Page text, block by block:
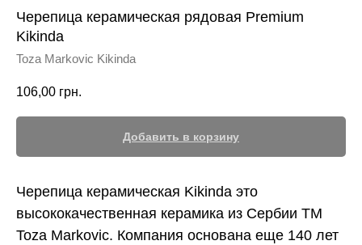
Черепица керамическая рядовая Premium
Kikinda
Toza Markovic Kikinda
106,00 грн.
Добавить в корзину
Черепица керамическая Kikinda это
высококачественная керамика из Сербии ТМ
Toza Markovic. Компания основана еще 140 лет